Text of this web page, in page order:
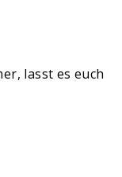
lasst es euch